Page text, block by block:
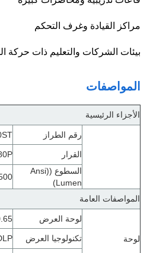
مراكز القيادة وغرف التحكم
بيئات الشركات والتعليم ذات حركة
المواصفات
الأجزاء الرئيسية
رقم الطراز
القرار
السطوع ((Ansi
Lumen)
المواصفات العامة
لوحة
لوحة العرض DMD
تكنولوجيا العرض